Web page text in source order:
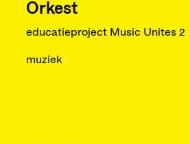
Orkest
educatieproject Music Unites 2
muziek